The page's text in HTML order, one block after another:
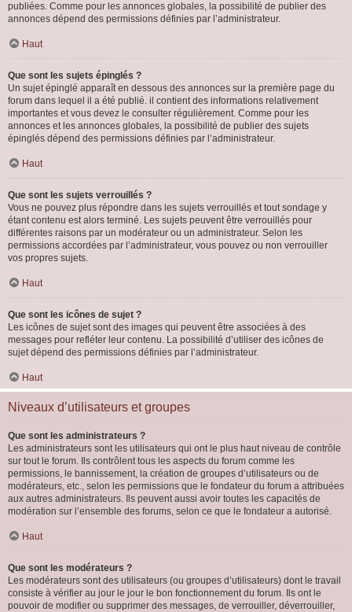
publiées. Comme pour les annonces globales, la possibilité de publier des
annonces dépend des permissions définies par l’administrateur.
Haut
Que sont les sujets épinglés ?
Un sujet épinglé apparaît en dessous des annonces sur la première page du
forum dans lequel il a été publié. il contient des informations relativement
importantes et vous devez le consulter régulièrement. Comme pour les
annonces et les annonces globales, la possibilité de publier des sujets
épinglés dépend des permissions définies par l’administrateur.
Haut
Que sont les sujets verrouillés ?
Vous ne pouvez plus répondre dans les sujets verrouillés et tout sondage y
étant contenu est alors terminé. Les sujets peuvent être verrouillés pour
différentes raisons par un modérateur ou un administrateur. Selon les
permissions accordées par l’administrateur, vous pouvez ou non verrouiller
vos propres sujets.
Haut
Que sont les icônes de sujet ?
Les icônes de sujet sont des images qui peuvent être associées à des
messages pour refléter leur contenu. La possibilité d’utiliser des icônes de
sujet dépend des permissions définies par l’administrateur.
Haut
Niveaux d’utilisateurs et groupes
Que sont les administrateurs ?
Les administrateurs sont les utilisateurs qui ont le plus haut niveau de contrôle
sur tout le forum. Ils contrôlent tous les aspects du forum comme les
permissions, le bannissement, la création de groupes d’utilisateurs ou de
modérateurs, etc., selon les permissions que le fondateur du forum a attribuées
aux autres administrateurs. Ils peuvent aussi avoir toutes les capacités de
modération sur l’ensemble des forums, selon ce que le fondateur a autorisé.
Haut
Que sont les modérateurs ?
Les modérateurs sont des utilisateurs (ou groupes d’utilisateurs) dont le travail
consiste à vérifier au jour le jour le bon fonctionnement du forum. Ils ont le
pouvoir de modifier ou supprimer des messages, de verrouiller, déverrouiller,